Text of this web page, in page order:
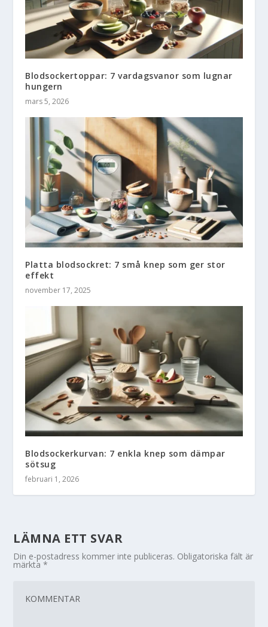
Blodsockertoppar: 7 vardagsvanor som lugnar
hungern
mars 5, 2026
Platta blodsockret: 7 små knep som ger stor
effekt
november 17, 2025
Blodsockerkurvan: 7 enkla knep som dämpar
sötsug
februari 1, 2026
LÄMNA ETT SVAR
Din e-postadress kommer inte publiceras. Obligatoriska fält är
märkta*